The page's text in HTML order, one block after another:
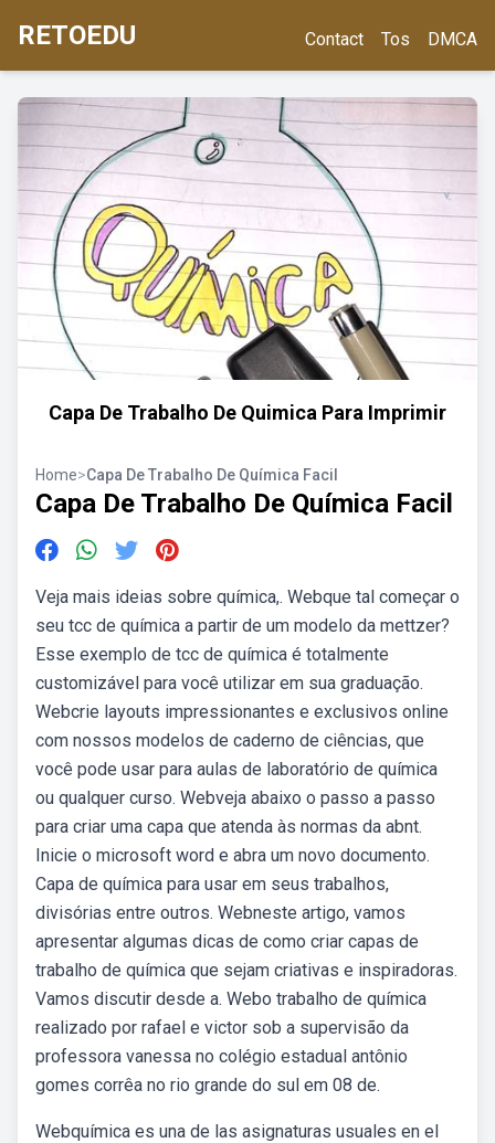
RETOEDU Contact Tos DMCA
Capa De Trabalho De Quimica Para Imprimir
Home>Capa De Trabalho De Química Facil
Capa De Trabalho De Química Facil
Veja mais ideias sobre química,. Webque tal começar o
seu tcc de química a partir de um modelo da mettzer?
Esse exemplo de tcc de química é totalmente
customizável para você utilizar em sua graduação.
Webcrie layouts impressionantes e exclusivos online
com nossos modelos de caderno de ciências, que
você pode usar para aulas de laboratório de química
ou qualquer curso. Webveja abaixo o passo a passo
para criar uma capa que atenda às normas da abnt.
Inicie o microsoft word e abra um novo documento.
Capa de química para usar em seus trabalhos,
divisórias entre outros. Webneste artigo, vamos
apresentar algumas dicas de como criar capas de
trabalho de química que sejam criativas e inspiradoras.
Vamos discutir desde a. Webo trabalho de química
realizado por rafael e victor sob a supervisão da
professora vanessa no colégio estadual antônio
gomes corrêa no rio grande do sul em 08 de.
Webquímica es una de las asignaturas usuales en el